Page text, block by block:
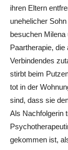
ihren Eltern
unehelicher
besuchen
Paartherapie,
Verbindendes
stirbt beim
tot in der
sind, dass sie
Als Nachfolgerin
gekommen ist,